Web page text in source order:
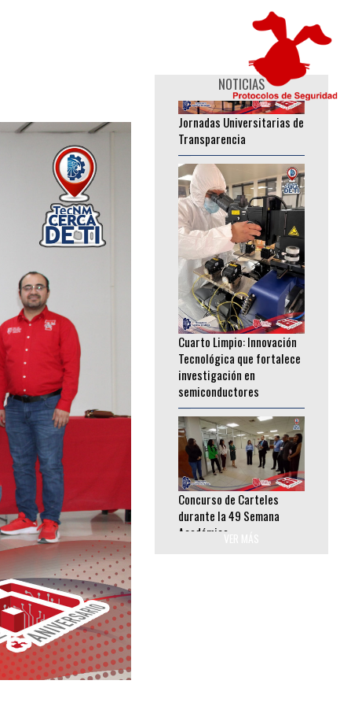
NOTICIAS
Jornadas Universitarias de
Transparencia
Cuarto Limpio: Innovación
Tecnológica que fortalece
investigación en
semiconductores
Concurso de Carteles
durante la 49 Semana
Académica